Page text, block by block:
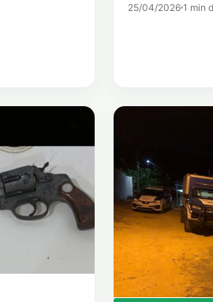
25/04/2026 1 min